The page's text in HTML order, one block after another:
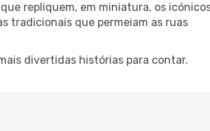
repliquem, em miniatura, os
tradicionais que permeiam as ruas
divertidas histórias para contar.